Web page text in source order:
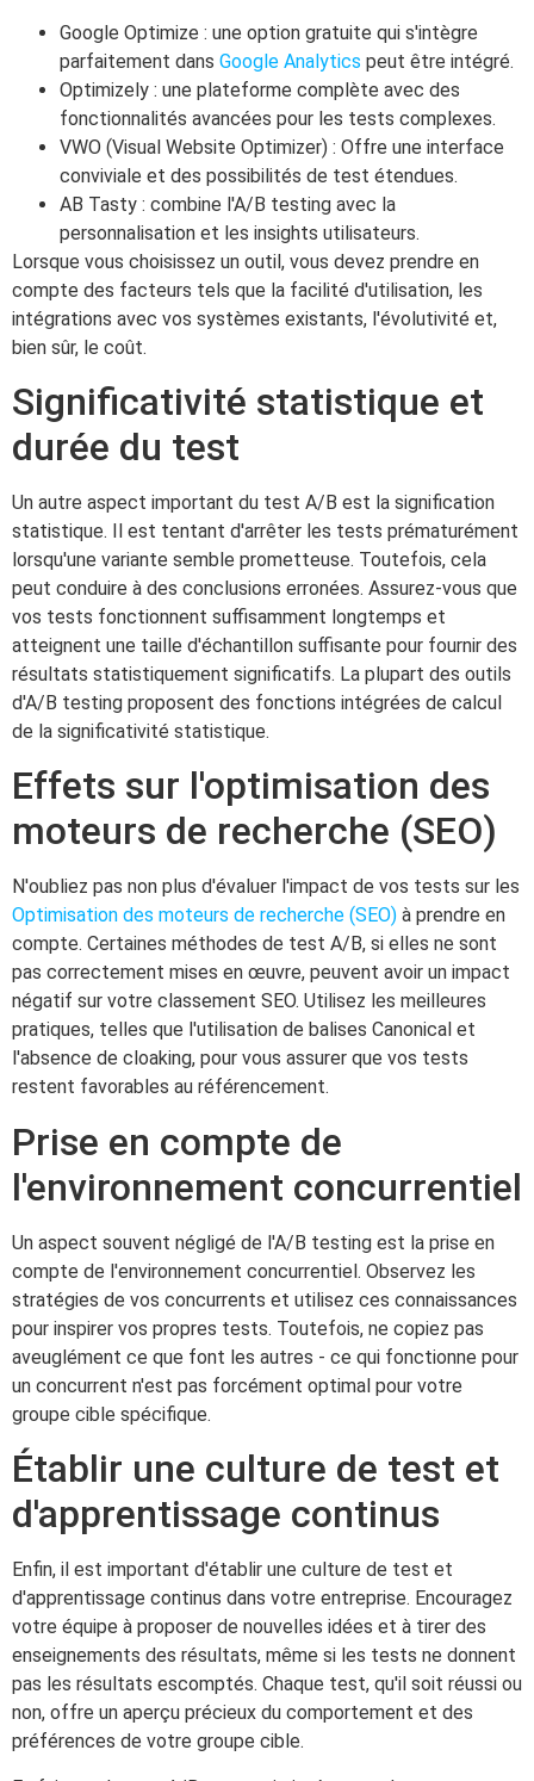
Google Optimize : une option gratuite qui s'intègre
parfaitement dans Google Analytics peut être intégré.
Optimizely : une plateforme complète avec des
fonctionnalités avancées pour les tests complexes.
VWO (Visual Website Optimizer) : Offre une interface
conviviale et des possibilités de test étendues.
AB Tasty : combine l'A/B testing avec la
personnalisation et les insights utilisateurs.
Lorsque vous choisissez un outil, vous devez prendre en
compte des facteurs tels que la facilité d'utilisation, les
intégrations avec vos systèmes existants, l'évolutivité et,
bien sûr, le coût.
Significativité statistique et
durée du test
Un autre aspect important du test A/B est la signification
statistique. Il est tentant d'arrêter les tests prématurément
lorsqu'une variante semble prometteuse. Toutefois, cela
peut conduire à des conclusions erronées. Assurez-vous que
vos tests fonctionnent suffisamment longtemps et
atteignent une taille d'échantillon suffisante pour fournir des
résultats statistiquement significatifs. La plupart des outils
d'A/B testing proposent des fonctions intégrées de calcul
de la significativité statistique.
Effets sur l'optimisation des
moteurs de recherche (SEO)
N'oubliez pas non plus d'évaluer l'impact de vos tests sur les
Optimisation des moteurs de recherche (SEO) à prendre en
compte. Certaines méthodes de test A/B, si elles ne sont
pas correctement mises en œuvre, peuvent avoir un impact
négatif sur votre classement SEO. Utilisez les meilleures
pratiques, telles que l'utilisation de balises Canonical et
l'absence de cloaking, pour vous assurer que vos tests
restent favorables au référencement.
Prise en compte de
l'environnement concurrentiel
Un aspect souvent négligé de l'A/B testing est la prise en
compte de l'environnement concurrentiel. Observez les
stratégies de vos concurrents et utilisez ces connaissances
pour inspirer vos propres tests. Toutefois, ne copiez pas
aveuglément ce que font les autres - ce qui fonctionne pour
un concurrent n'est pas forcément optimal pour votre
groupe cible spécifique.
Établir une culture de test et
d'apprentissage continus
Enfin, il est important d'établir une culture de test et
d'apprentissage continus dans votre entreprise. Encouragez
votre équipe à proposer de nouvelles idées et à tirer des
enseignements des résultats, même si les tests ne donnent
pas les résultats escomptés. Chaque test, qu'il soit réussi ou
non, offre un aperçu précieux du comportement et des
préférences de votre groupe cible.